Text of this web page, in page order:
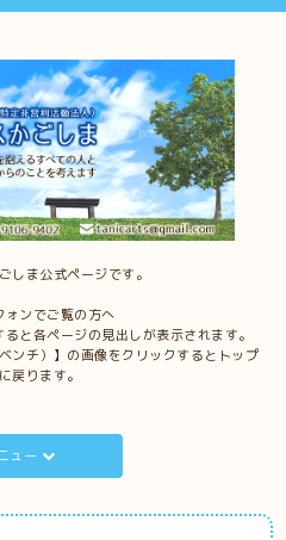
しま公式ページです。
ンでご覧の方へ
と各ページの見出しが表示されます。
ンチ）】の画像をクリックするとトップ
戻ります。
ュー